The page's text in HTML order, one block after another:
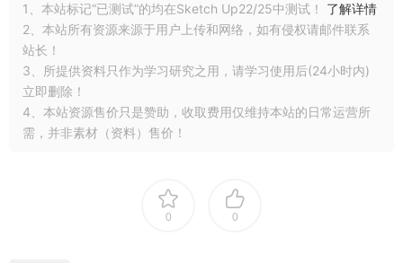
1、本站标记“已测试”的均在Sketch Up22/25中测试！ 了解详情
2、本站所有资源来源于用户上传和网络，如有侵权请邮件联系
站长！
3、所提供资料只作为学习研究之用，请学习使用后(24小时内)
立即删除！
4、本站资源售价只是赞助，收取费用仅维持本站的日常运营所
需，并非素材（资料）售价！
0 0